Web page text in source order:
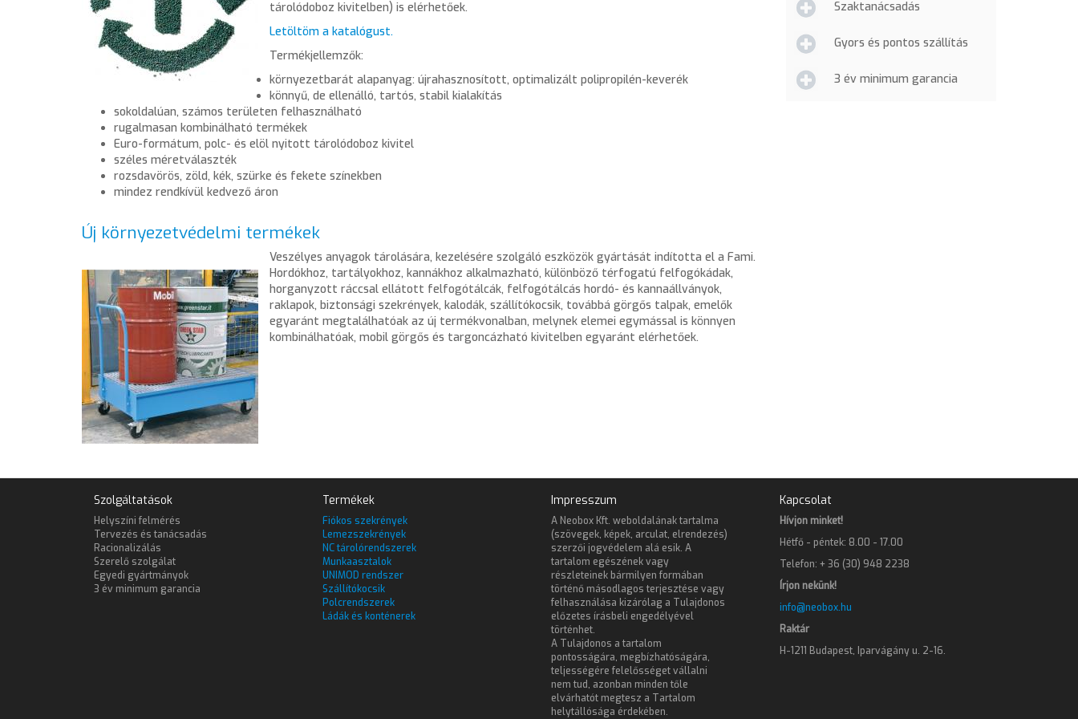
tárolódoboz kivitelben) is elérhetőek.
Letöltöm a katalógust.
Termékjellemzők:
környezetbarát alapanyag: újrahasznosított, optimalizált polipropilén-keverék
könnyű, de ellenálló, tartós, stabil kialakítás
sokoldalúan, számos területen felhasználható
rugalmasan kombinálható termékek
Euro-formátum, polc- és elöl nyitott tárolódoboz kivitel
széles méretválaszték
rozsdavörös, zöld, kék, szürke és fekete színekben
mindez rendkívül kedvező áron
Új környezetvédelmi termékek
Veszélyes anyagok tárolására, kezelésére szolgáló eszközök gyártását indította el a Fami.
Hordókhoz, tartályokhoz, kannákhoz alkalmazható, különböző térfogatú felfogókádak,
horganyzott ráccsal ellátott felfogótálcák, felfogótálcás hordó- és kannaállványok,
raklapok, biztonsági szekrények, kalodák, szállítókocsik, továbbá görgős talpak, emelők
egyaránt megtalálhatóak az új termékvonalban, melynek elemei egymással is könnyen
kombinálhatóak, mobil görgős és targoncázható kivitelben egyaránt elérhetőek.
Szaktanácsadás
Gyors és pontos szállítás
3 év minimum garancia
Szolgáltatások
Helyszíni felmérés
Tervezés és tanácsadás
Racionalizálás
Szerelő szolgálat
Egyedi gyártmányok
3 év minimum garancia
Termékek
Fiókos szekrények
Lemezszekrények
NC tárolórendszerek
Munkaasztalok
UNIMOD rendszer
Szállítókocsik
Polcrendszerek
Ládák és konténerek
Impresszum
A Neobox Kft. weboldalának tartalma
(szövegek, képek, arculat, elrendezés)
szerzői jogvédelem alá esik. A
tartalom egészének vagy
részleteinek bármilyen formában
történő másodlagos terjesztése vagy
felhasználása kizárólag a Tulajdonos
előzetes írásbeli engedélyével
történhet.
A Tulajdonos a tartalom
pontosságára, megbízhatóságára,
teljességére felelősséget vállalni
nem tud, azonban minden tőle
elvárhatót megtesz a Tartalom
helytállósága érdekében.
Kapcsolat
Hívjon minket!
Hétfő - péntek: 8.00 - 17.00
Telefon: + 36 (30) 948 2238
Írjon nekünk!
info@neobox.hu
Raktár
H-1211 Budapest, Iparvágány u. 2-16.